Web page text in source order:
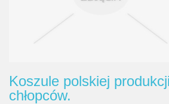
Koszule polskiej
chłopców.